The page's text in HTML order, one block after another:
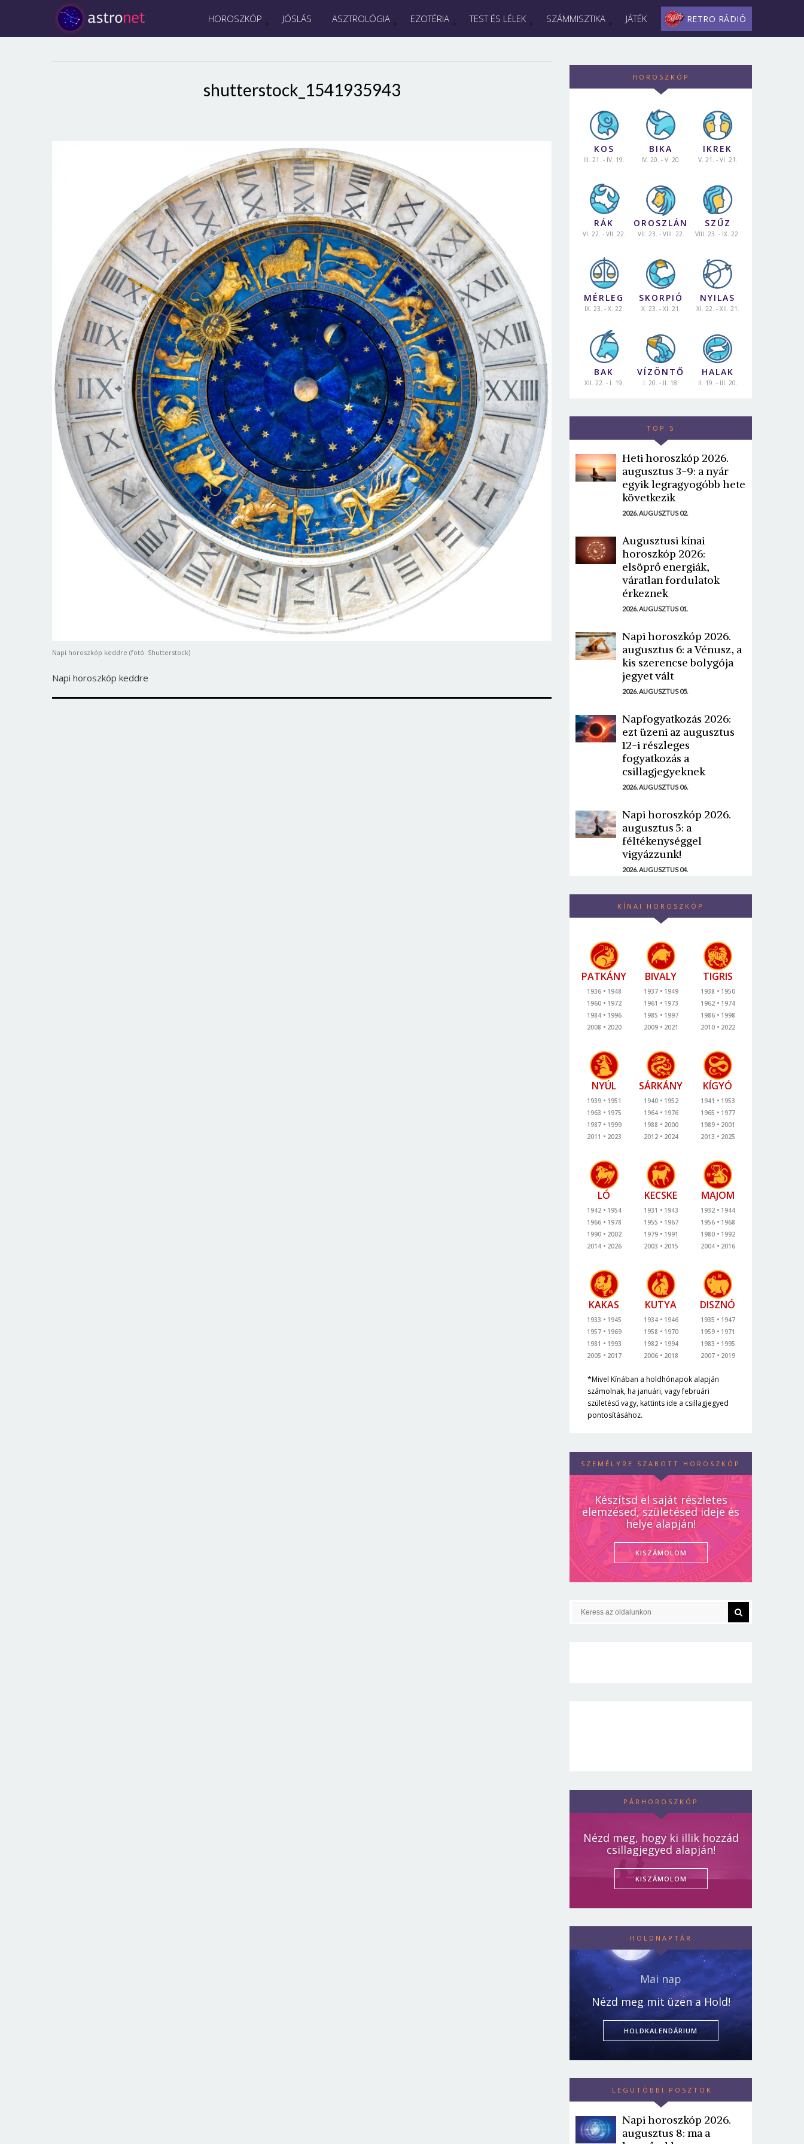
HOROSZKÓP JÓSLÁS ASZTROLÓGIA EZOTÉRIA TEST ÉS LÉLEK SZÁMMISZTIKA JÁTÉK RETRO RÁDIÓ
shutterstock_1541935943
Napi horoszkóp keddre (fotó: Shutterstock)
Napi horoszkóp keddre
HOROSZKÓP
KOS
III. 21. - IV. 19.
BIKA
IV. 20. - V. 20.
IKREK
V. 21. - VI. 21.
RÁK
VI. 22. - VII. 22.
OROSZLÁN
VII. 23. - VIII. 22.
SZŰZ
VIII. 23. - IX. 22.
MÉRLEG
IX. 23. - X. 22.
SKORPIÓ
X. 23. - XI. 21.
NYILAS
XI. 22. - XII. 21.
BAK
XII. 22. - I. 19.
VÍZÖNTŐ
I. 20. - II. 18.
HALAK
II. 19. - III. 20.
TOP 5
Heti horoszkóp 2026.
augusztus 3-9: a nyár
egyik legragyogóbb hete
következik
2026. AUGUSZTUS 02.
Augusztusi kínai
horoszkóp 2026:
elsöprő energiák,
váratlan fordulatok
érkeznek
2026. AUGUSZTUS 01.
Napi horoszkóp 2026.
augusztus 6: a Vénusz, a
kis szerencse bolygója
jegyet vált
2026. AUGUSZTUS 05.
Napfogyatkozás 2026:
ezt üzeni az augusztus
12-i részleges
fogyatkozás a
csillagjegyeknek
2026. AUGUSZTUS 06.
Napi horoszkóp 2026.
augusztus 5: a
féltékenységgel
vigyázzunk!
2026. AUGUSZTUS 04.
KÍNAI HOROSZKÓP
PATKÁNY
1936
1948
1960
1972
1984
1996
2008
2020
BIVALY
1937
1949
1961
1973
1985
1997
2009
2021
TIGRIS
1938
1950
1962
1974
1986
1998
2010
2022
NYÚL
1939
1951
1963
1975
1987
1999
2011
2023
SÁRKÁNY
1940
1952
1964
1976
1988
2000
2012
2024
KÍGYÓ
1941
1953
1965
1977
1989
2001
2013
2025
LÓ
1942
1954
1966
1978
1990
2002
2014
2026
KECSKE
1931
1943
1955
1967
1979
1991
2003
2015
MAJOM
1932
1944
1956
1968
1980
1992
2004
2016
KAKAS
1933
1945
1957
1969
1981
1993
2005
2017
KUTYA
1934
1946
1958
1970
1982
1994
2006
2018
DISZNÓ
1935
1947
1959
1971
1983
1995
2007
2019
*Mivel Kínában a holdhónapok alapján
számolnak, ha januári, vagy februári
születésű vagy, kattints ide a csillagjegyed
pontosításához.
SZEMÉLYRE SZABOTT HOROSZKÓP
Készítsd el saját részletes
elemzésed, születésed ideje és
helye alapján!
KISZÁMOLOM
PÁRHOROSZKÓP
Nézd meg, hogy ki illik hozzád
csillagjegyed alapján!
KISZÁMOLOM
HOLDNAPTÁR
Mai nap
Nézd meg mit üzen a Hold!
HOLDKALENDÁRIUM
LEGUTÓBBI POSZTOK
Napi horoszkóp 2026.
augusztus 8: ma a